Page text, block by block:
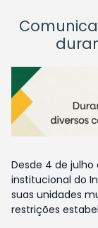
Desde 4 de
institucional do
suas unidades
restrições